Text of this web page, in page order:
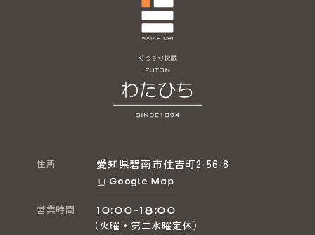
住所 愛知県碧南市住吉町2-56-8
Google Map
営業時間 10:00~18:00
（火曜・第二水曜定休）